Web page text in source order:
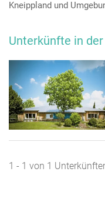
Kneippland und
Unterkünfte in
1 - 1 von 1